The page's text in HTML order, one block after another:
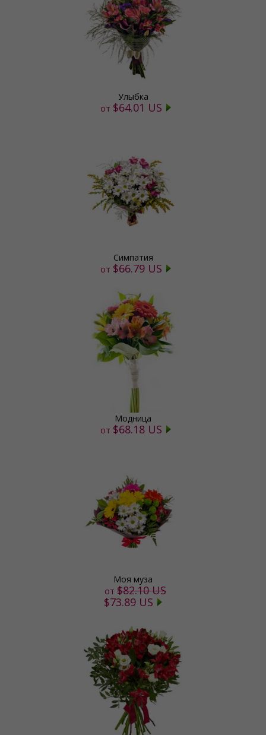
Улыбка
от $64.01 US
Симпатия
от $66.79 US
Модница
от $68.18 US
Моя муза
от $82.10 US
$73.89 US